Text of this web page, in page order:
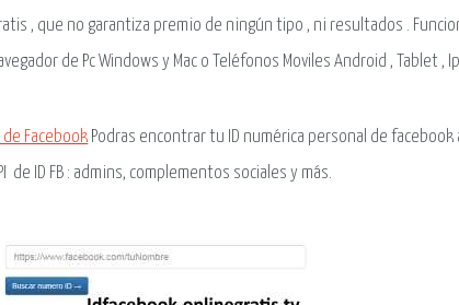
, que no garantiza premio de ningún tipo , ni resultados .
de Pc Windows y Mac o Teléfonos Moviles Android , Tablet ,
de Facebook Podras encontrar tu ID numérica personal de facebook
de ID FB : admins, complementos sociales y más.